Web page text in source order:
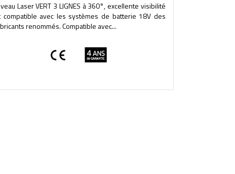
Laser VERT 3 LIGNES à 360°, excellente visibilité
compatible avec les systèmes de batterie 18V des
renommés. Compatible avec...